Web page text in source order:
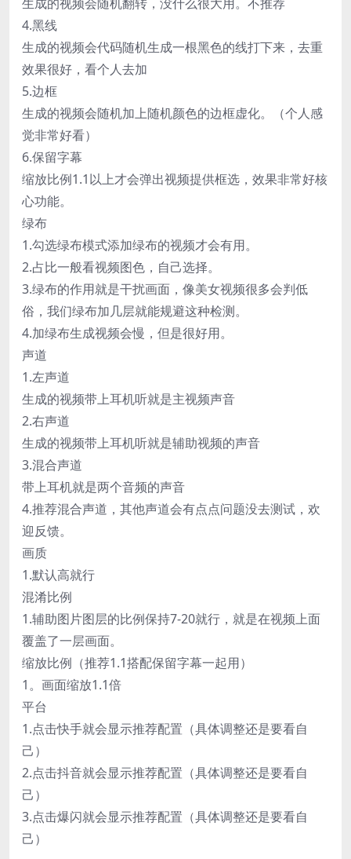
生成的视频会随机翻转，没什么很大用。不推荐
4.黑线
生成的视频会代码随机生成一根黑色的线打下来，去重
效果很好，看个人去加
5.边框
生成的视频会随机加上随机颜色的边框虚化。（个人感
觉非常好看）
6.保留字幕
缩放比例1.1以上才会弹出视频提供框选，效果非常好核
心功能。
绿布
1.勾选绿布模式添加绿布的视频才会有用。
2.占比一般看视频图色，自己选择。
3.绿布的作用就是干扰画面，像美女视频很多会判低
俗，我们绿布加几层就能规避这种检测。
4.加绿布生成视频会慢，但是很好用。
声道
1.左声道
生成的视频带上耳机听就是主视频声音
2.右声道
生成的视频带上耳机听就是辅助视频的声音
3.混合声道
带上耳机就是两个音频的声音
4.推荐混合声道，其他声道会有点点问题没去测试，欢
迎反馈。
画质
1.默认高就行
混淆比例
1.辅助图片图层的比例保持7-20就行，就是在视频上面
覆盖了一层画面。
缩放比例（推荐1.1搭配保留字幕一起用）
1。画面缩放1.1倍
平台
1.点击快手就会显示推荐配置（具体调整还是要看自
己）
2.点击抖音就会显示推荐配置（具体调整还是要看自
己）
3.点击爆闪就会显示推荐配置（具体调整还是要看自
己）